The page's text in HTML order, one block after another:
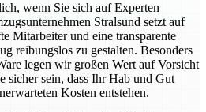
wenn Sie sich auf Experten
Stralsund setzt auf
Mitarbeiter und eine transparente
reibungslos zu gestalten. Besonders
legen wir großen Wert auf Vorsicht
sicher sein, dass Ihr Hab und Gut
Kosten entstehen.